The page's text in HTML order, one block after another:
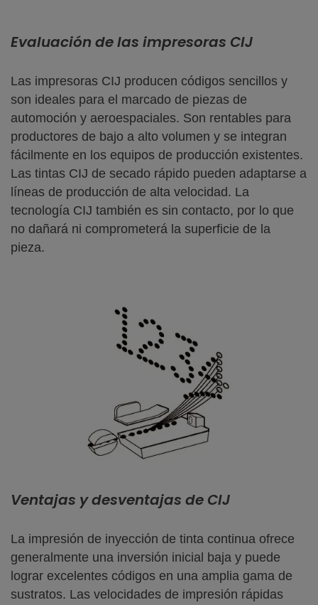
Evaluación de las impresoras CIJ
Las impresoras CIJ producen códigos sencillos y
son ideales para el marcado de piezas de
automoción y aeroespaciales. Son rentables para
productores de bajo a alto volumen y se integran
fácilmente en los equipos de producción existentes.
Las tintas CIJ de secado rápido pueden adaptarse a
líneas de producción de alta velocidad. La
tecnología CIJ también es sin contacto, por lo que
no dañará ni comprometerá la superficie de la
pieza.
Ventajas y desventajas de CIJ
La impresión de inyección de tinta continua ofrece
generalmente una inversión inicial baja y puede
lograr excelentes códigos en una amplia gama de
sustratos. Las velocidades de impresión rápidas